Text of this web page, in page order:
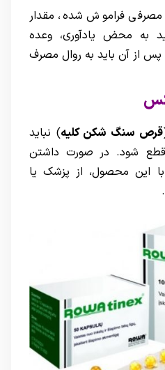
فراموش شده، مقدار
به محض یادآوری، وعده
از آن باید به روال مصرف
قرص سنگ شکن کلیه) نباید
شود. در صورت داشتن
با این محصول، از پزشک یا